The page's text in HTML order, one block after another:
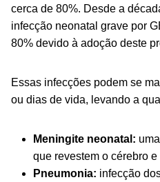
cerca de 80%. Desde a
infecção neonatal grave por
80% devido à adoção deste
Essas infecções podem se
ou dias de vida, levando a
Meningite neonatal:
que revestem o cérebro
Pneumonia: infecção